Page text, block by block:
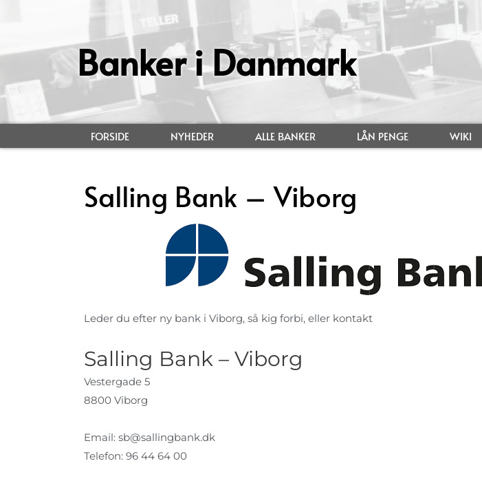
Banker i Danmark
FORSIDE NYHEDER ALLE BANKER LÅN PENGE WIKI
Salling Bank – Viborg
Leder du efter ny bank i Viborg, så kig forbi, eller kontakt
Salling Bank – Viborg
Vestergade 5
8800 Viborg
Email: sb@sallingbank.dk
Telefon: 96 44 64 00